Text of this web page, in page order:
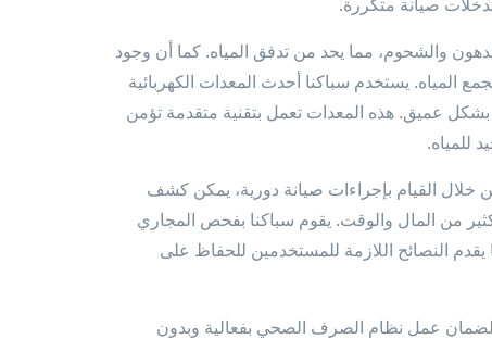
صيانة متكررة.
والشحوم، مما يحد من تدفق المياه. كما أن وجود
المياه. يستخدم سباكنا أحدث المعدات الكهربائية
بشكل عميق. هذه المعدات تعمل بتقنية متقدمة تؤمن
للمياه.
خلال القيام بإجراءات صيانة دورية، يمكن كشف
من المال والوقت. يقوم سباكنا بفحص المجاري
النصائح اللازمة للمستخدمين للحفاظ على
لضمان عمل نظام الصرف الصحي بفعالية وبدون